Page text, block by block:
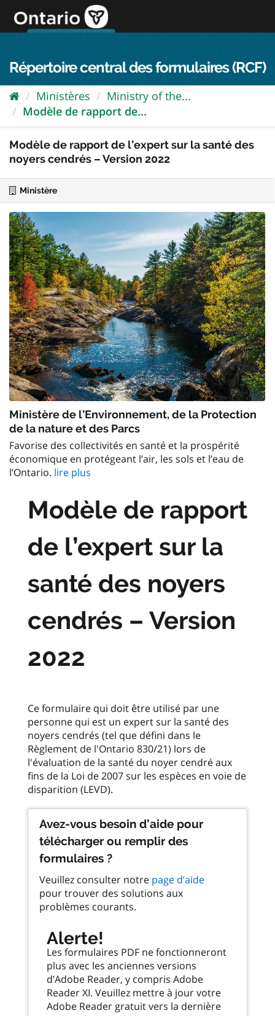
directement
au
Répertoire central des formulaires (RCF)
Ministères
Ministry of the...
Modèle de rapport de...
Modèle de rapport de l’expert sur la santé des
noyers cendrés – Version 2022
Ministère
Ministère de l’Environnement, de la Protection
de la nature et des Parcs
Favorise des collectivités en santé et la prospérité
économique en protégeant l’air, les sols et l’eau de
l’Ontario. lire plus
Modèle de rapport
de l’expert sur la
santé des noyers
cendrés – Version
2022
Ce formulaire qui doit être utilisé par une
personne qui est un expert sur la santé des
noyers cendrés (tel que défini dans le
Règlement de l'Ontario 830/21) lors de
l'évaluation de la santé du noyer cendré aux
fins de la Loi de 2007 sur les espèces en voie de
Avez-vous besoin d’aide pour
télécharger ou remplir des
formulaires ?
Veuillez consulter notre page d’aide
pour trouver des solutions aux
problèmes courants.
Alerte!
Les formulaires PDF ne fonctionneront
plus avec les anciennes versions
d’Adobe Reader, y compris Adobe
Reader XI. Veuillez mettre à jour votre
Adobe Reader gratuit vers la dernière